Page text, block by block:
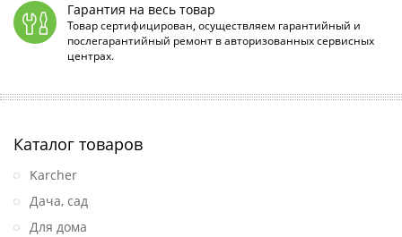
Гарантия на весь товар
Товар сертифицирован, осуществляем гарантийный и
послегарантийный ремонт в авторизованных сервисных
центрах.
Каталог товаров
Karcher
Дача, сад
Для дома